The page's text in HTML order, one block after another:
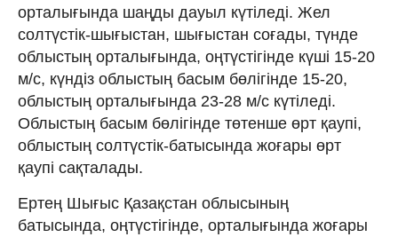
орталығында шаңды дауыл күтіледі. Жел
солтүстік-шығыстан, шығыстан соғады, түнде
облыстың орталығында, оңтүстігінде күші 15-20
м/с, күндіз облыстың басым бөлігінде 15-20,
облыстың орталығында 23-28 м/с күтіледі.
Облыстың басым бөлігінде төтенше өрт қаупі,
облыстың солтүстік-батысында жоғары өрт
қаупі сақталады.
Ертең Шығыс Қазақстан облысының
батысында, оңтүстігінде, орталығында жоғары